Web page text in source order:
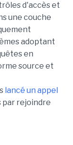
d'accès et
une couche
adoptant
en
source et
lancé un appel
parrejoindre